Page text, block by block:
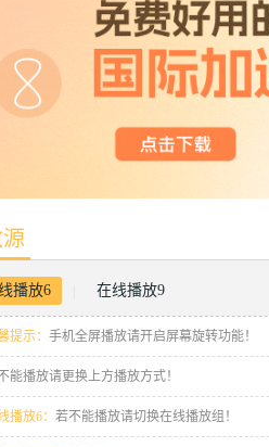
播放6 在线播放9
提示： 手机全屏播放请开启屏幕旋转功能！
能播放请更换上方播放方式！
播放6： 若不能播放请切换在线播放组！